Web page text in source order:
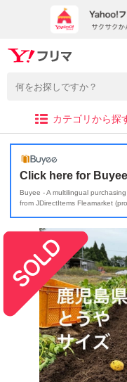
カテゴリから探
Click here for Buyee
Buyee - A multilingual
from JDirectItems Fleamarket